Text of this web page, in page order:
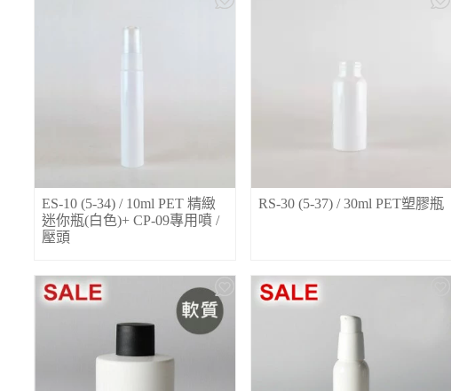
ES-10 (5-34) / 10ml PET 精緻
迷你瓶(白色)+ CP-09專用噴 /
壓頭
RS-30 (5-37) / 30ml PET塑膠瓶